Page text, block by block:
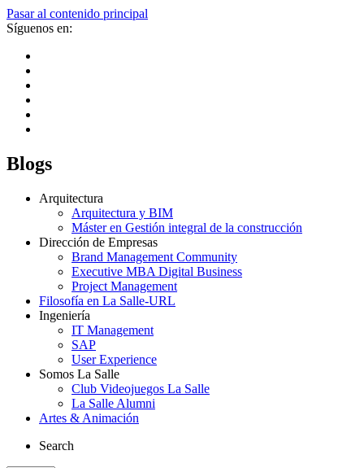
Pasar al contenido principal
Síguenos en:
Blogs
Arquitectura
Arquitectura y BIM
Máster en Gestión integral de la construcción
Dirección de Empresas
Brand Management Community
Executive MBA Digital Business
Project Management
Filosofía en La Salle-URL
Ingeniería
IT Management
SAP
User Experience
Somos La Salle
Club Videojuegos La Salle
La Salle Alumni
Artes & Animación
Search